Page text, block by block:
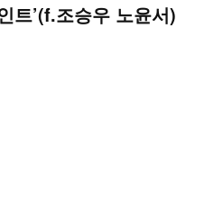
트’(f.조승우 노윤서)